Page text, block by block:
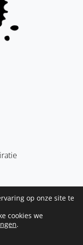
| workshopsgoirle.
op onze site te
cookies we
.